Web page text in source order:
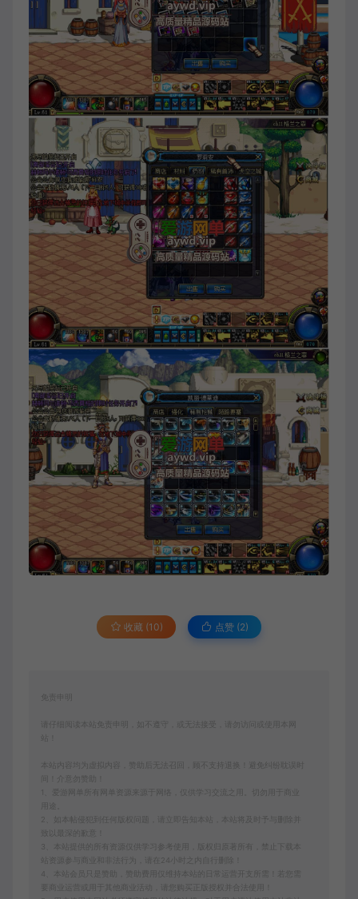
收藏 (10) 点赞 (2)
免责申明
请仔细阅读本站免责申明，如不遵守，或无法接受，请勿访问或使用本网
本站内容均为虚拟内容，赞助后无法召回，顾不支持退换！避免纠纷耽误时
间！介意勿赞助！
1、爱游网单所有网单资源来源于网络，仅供学习交流之用。切勿用于商业
2、如本帖侵犯到任何版权问题，请立即告知本站，本站将及时予与删除并
致以最深的歉意！
3、本站提供的所有资源仅供学习参考使用，版权归原著所有，禁止下载本
站资源参与商业和非法行为，请在24小时之内自行删除！
4、本站会员只是赞助，赞助费用仅维持本站的日常运营开支所需！若您需
要商业运营或用于其他商业活动，请您购买正版授权并合法使用！